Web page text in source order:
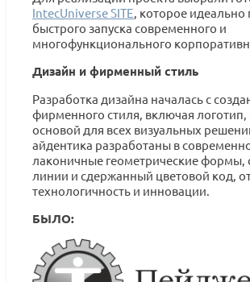
IntecUniverse SITE , которое
быстрого запуска современного и
многофункционального
Дизайн и фирменный стиль
Разработка дизайна началась с
фирменного стиля, включая логотип,
основой для всех визуальных
айдентика разработаны в
лаконичные геометрические формы,
линии и сдержанный цветовой код,
технологичность и инновации.
БЫЛО: